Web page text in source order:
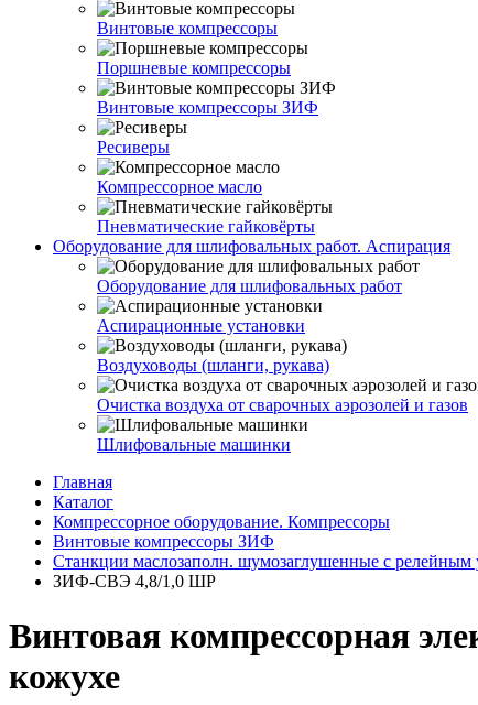
Винтовые компрессоры
Поршневые компрессоры
Винтовые компрессоры ЗИФ
Ресиверы
Компрессорное масло
Пневматические гайковёрты
Оборудование для шлифовальных работ. Аспирация
Оборудование для шлифовальных работ
Аспирационные установки
Воздуховоды (шланги, рукава)
Очистка воздуха от сварочных аэрозолей и газов
Шлифовальные машинки
Главная
Каталог
Компрессорное оборудование. Компрессоры
Винтовые компрессоры ЗИФ
Станкции маслозаполн. шумозаглушенные с
ЗИФ-СВЭ 4,8/1,0 ШР
Винтовая компрессорная
кожухе